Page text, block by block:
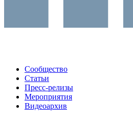
Сообщество
Статьи
Пресс-релизы
Мероприятия
Видеоархив